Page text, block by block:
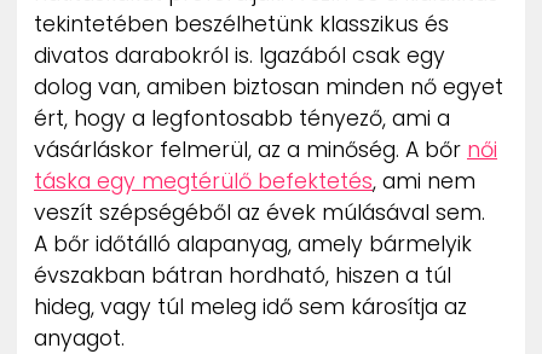
tekintetében beszélhetünk klasszikus és
divatos darabokról is. Igazából csak egy
dolog van, amiben biztosan minden nő egyet
ért, hogy a legfontosabb tényező, ami a
vásárláskor felmerül, az a minőség. A bőr női
táska egy megtérülő befektetés, ami nem
veszít szépségéből az évek múlásával sem.
A bőr időtálló alapanyag, amely bármelyik
évszakban bátran hordható, hiszen a túl
hideg, vagy túl meleg idő sem károsítja az
anyagot.